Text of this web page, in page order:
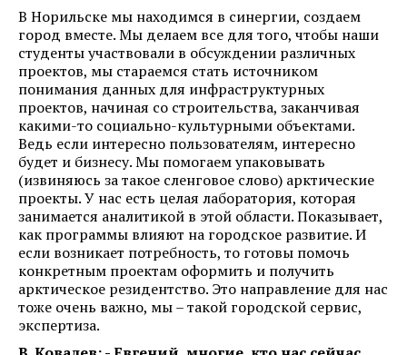
В Норильске мы находимся в синергии, создаем
город вместе. Мы делаем все для того, чтобы наши
студенты участвовали в обсуждении различных
проектов, мы стараемся стать источником
понимания данных для инфраструктурных
проектов, начиная со строительства, заканчивая
какими-то социально-культурными объектами.
Ведь если интересно пользователям, интересно
будет и бизнесу. Мы помогаем упаковывать
(извиняюсь за такое сленговое слово) арктические
проекты. У нас есть целая лаборатория, которая
занимается аналитикой в этой области. Показывает,
как программы влияют на городское развитие. И
если возникает потребность, то готовы помочь
конкретным проектам оформить и получить
арктическое резидентство. Это направление для нас
тоже очень важно, мы – такой городской сервис,
экспертиза.